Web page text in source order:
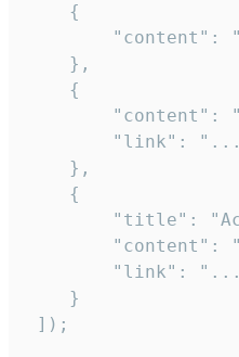
    {
"content":
    },
    {
"content":
"link":
    },
    {
"title":
"content":
"link":
    }
]);